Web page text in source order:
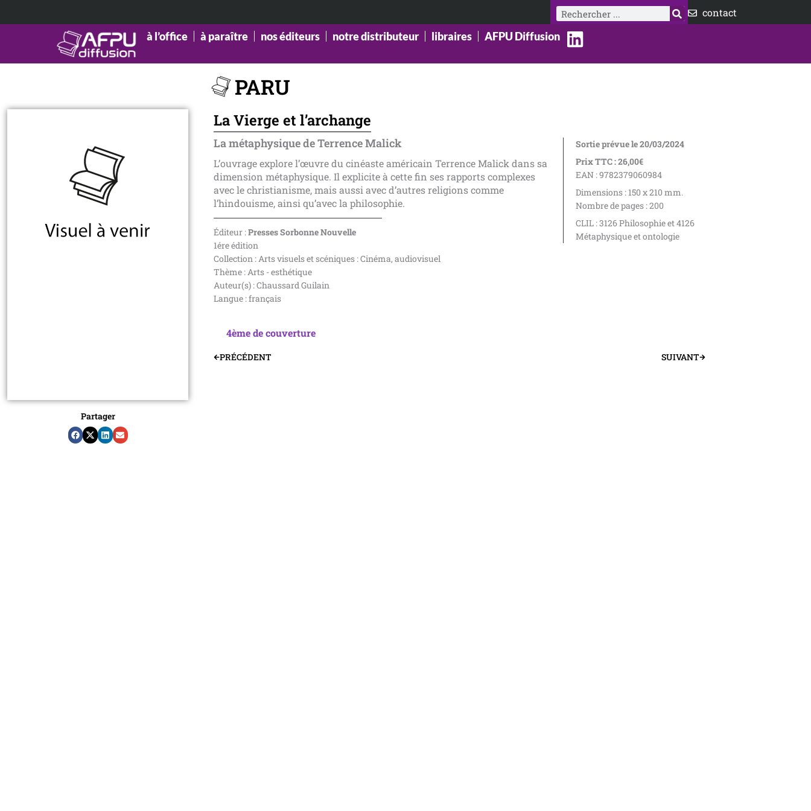
Rechercher contact
à l’office à paraître nos éditeurs notre distributeur libraires AFPU Diffusion
PARU
Partager
La Vierge et l’archange
La métaphysique de Terrence Malick
L’ouvrage explore l’œuvre du cinéaste américain Terrence Malick dans sa
dimension métaphysique. Il explicite à cette fin ses rapports complexes
avec le christianisme, mais aussi avec d’autres religions comme
l’hindouisme, ainsi qu’avec la philosophie.
Éditeur :Presses Sorbonne Nouvelle
1ére édition
Collection : Arts visuels et scéniques : Cinéma, audiovisuel
Thème : Arts - esthétique
Auteur(s) : Chaussard Guilain
Langue : français
Sortie prévue le 20/03/2024
Prix TTC : 26,00€
EAN : 9782379060984
Dimensions : 150 x 210 mm.
Nombre de pages : 200
CLIL : 3126 Philosophie et 4126
Métaphysique et ontologie
4ème de couverture
Précédent
PRÉCÉDENT SUIVANTSuivant